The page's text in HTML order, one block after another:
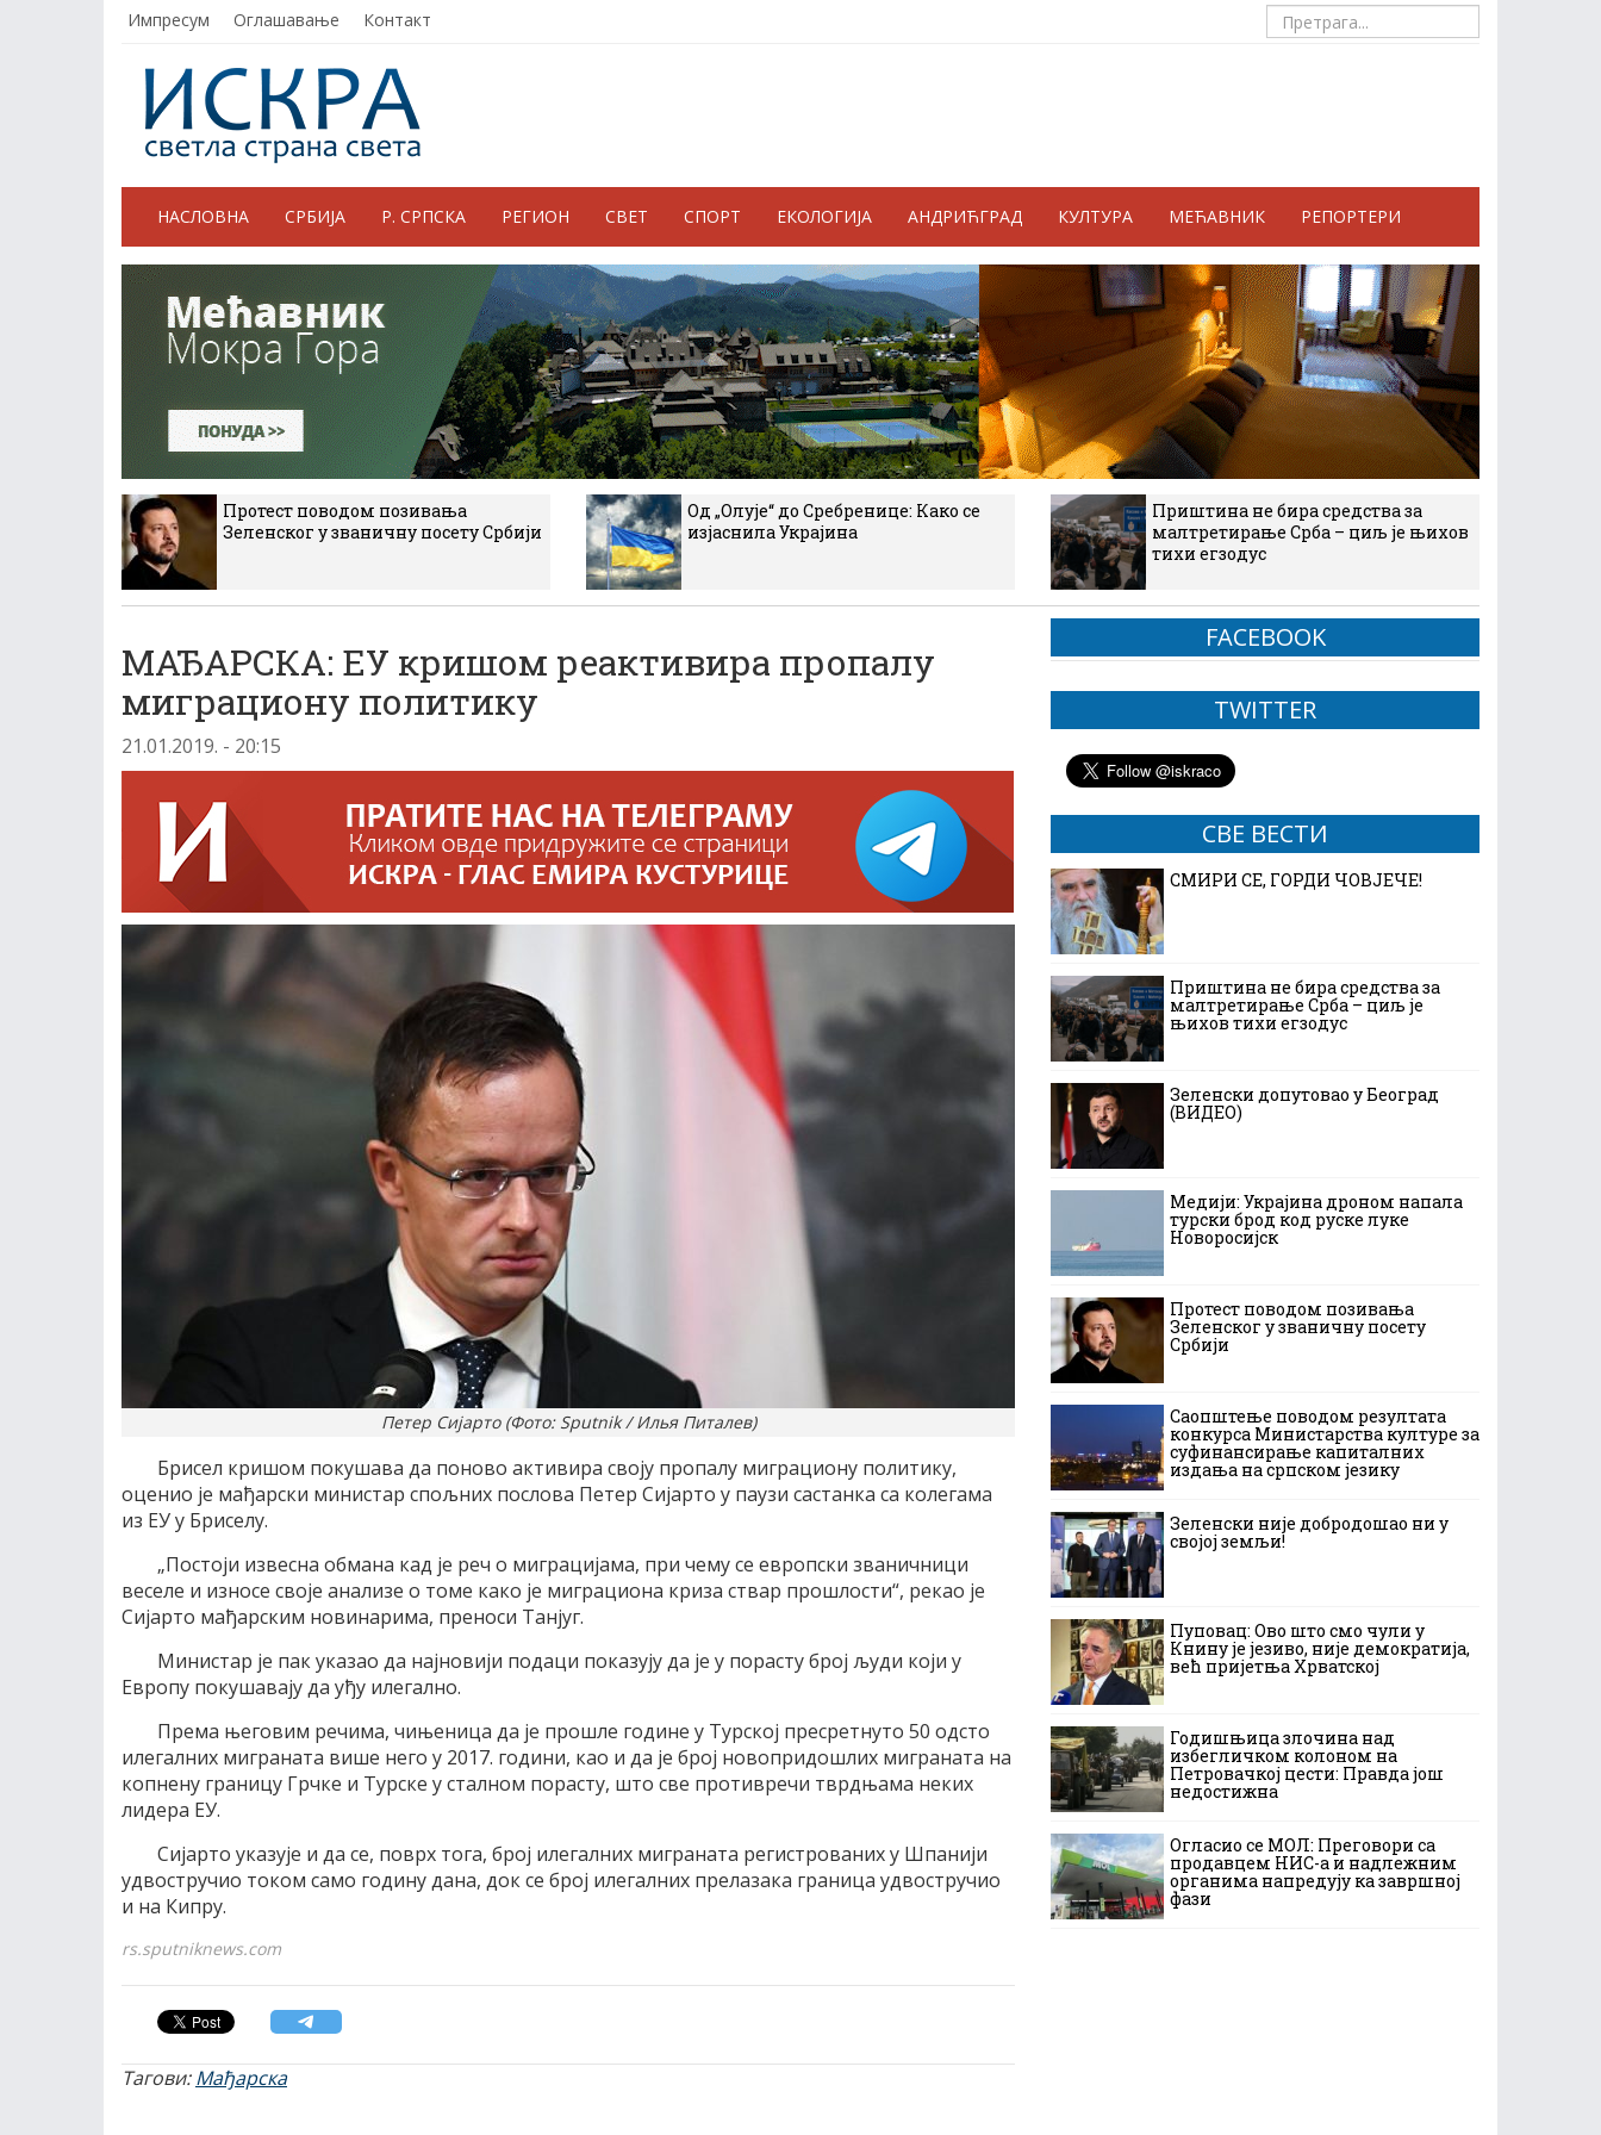
Импресум Оглашавање Контакт
НАСЛОВНА СРБИЈА Р. СРПСКА РЕГИОН СВЕТ СПОРТ ЕКОЛОГИЈА АНДРИЋГРАД КУЛТУРА МЕЋАВНИК РЕПОРТЕРИ
Протест поводом позивања
Зеленског у званичну посету Србији
Од „Олује“ до Сребренице: Како се
изјаснила Украјина
Приштина не бира средства за
малтретирање Срба – циљ је њихов
тихи егзодус
МАЂАРСКА: ЕУ кришом реактивира пропалу
миграциону политику
21.01.2019. - 20:15
Петер Сијарто (Фото: Sputnik / Илья Питалев)
Брисел кришом покушава да поново активира своју пропалу миграциону политику,
оценио је мађарски министар спољних послова Петер Сијарто у паузи састанка са колегама
из ЕУ у Бриселу.
„Постоји извесна обмана кад је реч о миграцијама, при чему се европски званичници
веселе и износе своје анализе о томе како је миграциона криза ствар прошлости“, рекао је
Сијарто мађарским новинарима, преноси Танјуг.
Министар је пак указао да најновији подаци показују да је у порасту број људи који у
Европу покушавају да уђу илегално.
Према његовим речима, чињеница да је прошле године у Турској пресретнуто 50 одсто
илегалних миграната више него у 2017. години, као и да је број новопридошлих миграната на
копнену границу Грчке и Турске у сталном порасту, што све противречи тврдњама неких
лидера ЕУ.
Сијарто указује и да се, поврх тога, број илегалних миграната регистрованих у Шпанији
удвостручио током само годину дана, док се број илегалних прелазака граница удвостручио
и на Кипру.
rs.sputniknews.com
Тагови:Мађарска
FACEBOOK
TWITTER
СВЕ ВЕСТИ
СМИРИ СЕ, ГОРДИ ЧОВЈЕЧЕ!
Приштина не бира средства за
малтретирање Срба – циљ је
њихов тихи егзодус
Зеленски допутовао у Београд
(ВИДЕО)
Медији: Украјина дроном напала
турски брод код руске луке
Новоросијск
Протест поводом позивања
Зеленског у званичну посету
Србији
Саопштење поводом резултата
конкурса Министарства културе за
суфинансирање капиталних
издања на српском језику
Зеленски није добродошао ни у
својој земљи!
Пуповац: Ово што смо чули у
Книну је језиво, није демократија,
већ пријетња Хрватској
Годишњица злочина над
избегличком колоном на
Петровачкој цести: Правда још
недостижна
Огласио се МОЛ: Преговори са
продавцем НИС-а и надлежним
органима напредују ка завршној
фази